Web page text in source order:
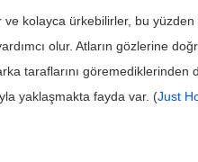
ve kolayca ürkebilirler, bu
olur. Atların gözlerine
taraflarını göremediklerinden
yaklaşmakta fayda var. (Just